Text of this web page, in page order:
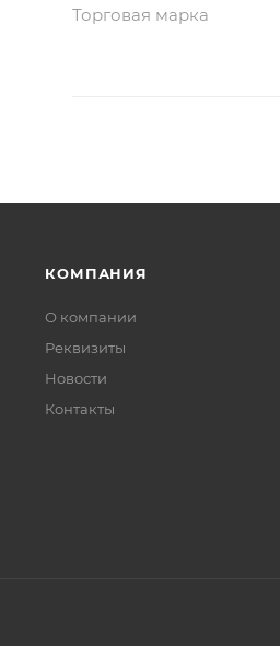
Торговая марка
КОМПАНИЯ
О компании
Реквизиты
Новости
Контакты